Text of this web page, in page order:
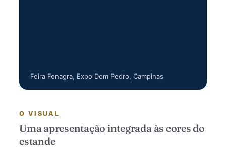
Feira Fenagra, Expo Dom Pedro, Campinas
O VISUAL
Uma apresentação integrada às cores do
estande